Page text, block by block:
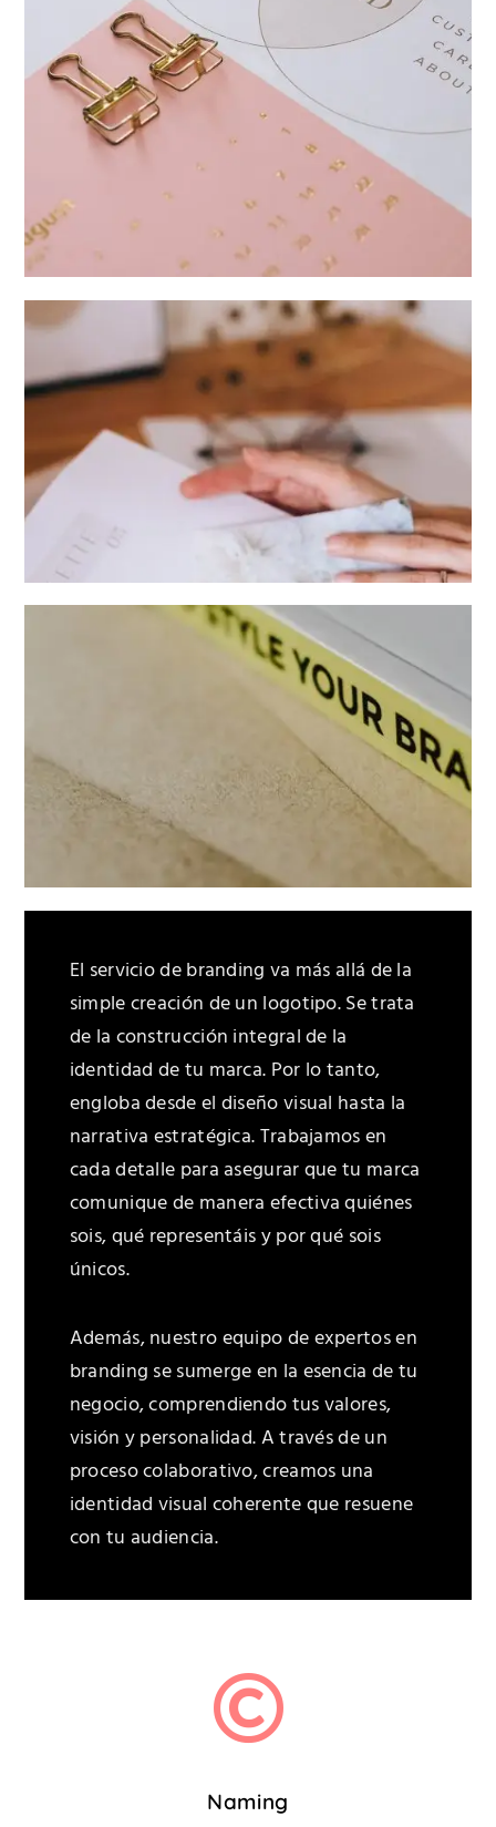
El servicio de branding va más allá de la
simple creación de un logotipo. Se trata
de la construcción integral de la
identidad de tu marca. Por lo tanto,
engloba desde el diseño visual hasta la
narrativa estratégica. Trabajamos en
cada detalle para asegurar que tu marca
comunique de manera efectiva quiénes
sois, qué representáis y por qué sois
únicos.
Además, nuestro equipo de expertos en
branding se sumerge en la esencia de tu
negocio, comprendiendo tus valores,
visión y personalidad. A través de un
proceso colaborativo, creamos una
identidad visual coherente que resuene
con tu audiencia.
Naming